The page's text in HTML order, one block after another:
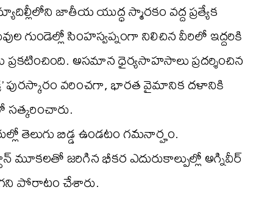
జాతీయ యుద్ధ స్మారకం వద్ద ప్రత్యేక
గుండెల్లో సింహస్వప్నంగా నిలిచిన వీరిలో ఇద్దరికి
ప్రకటించింది. అసమాన ధైర్యసాహసాలు ప్రదర్శించిన
పురస్కారం వరించగా, భారత వైమానిక దళానికి
సత్కరించారు.
తెలుగు బిడ్డ ఉండటం గమనార్హం.
మూకలతో జరిగిన భీకర ఎదురుకాల్పుల్లో అగ్నివీర్
పోరాటం చేశారు.